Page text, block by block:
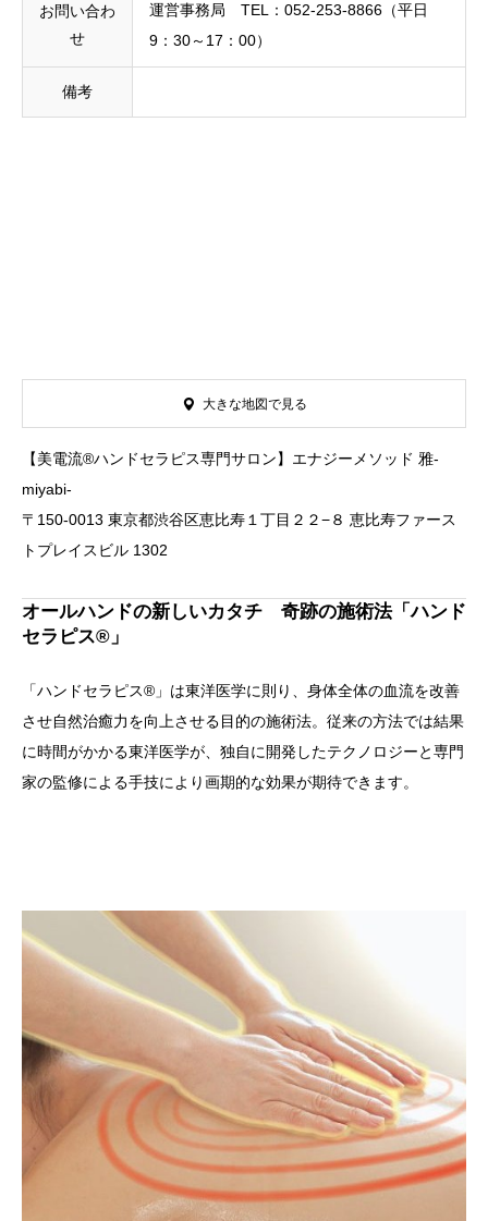
お問い合わ
せ
運営事務局 TEL：052-253-8866（平日
9：30～17：00）
備考
【美電流®️ハンドセラピス専門サロン】エナジーメソッド 雅-
miyabi-
〒150-0013 東京都渋谷区恵比寿１丁目２２−８ 恵比寿ファース
トプレイスビル 1302
大きな地図で見る
オールハンドの新しいカタチ 奇跡の施術法「ハンド
セラピス®」
「ハンドセラピス®」は東洋医学に則り、身体全体の血流を改善
させ自然治癒力を向上させる目的の施術法。従来の方法では結果
に時間がかかる東洋医学が、独自に開発したテクノロジーと専門
家の監修による手技により画期的な効果が期待できます。